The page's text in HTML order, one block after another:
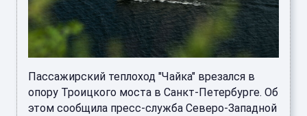
Пассажирский теплоход "Чайка" врезался в
опору Троицкого моста в Санкт-Петербурге. Об
этом сообщила пресс-служба Северо-Западной